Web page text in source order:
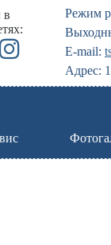
Режим
E-mail:
Адрес: